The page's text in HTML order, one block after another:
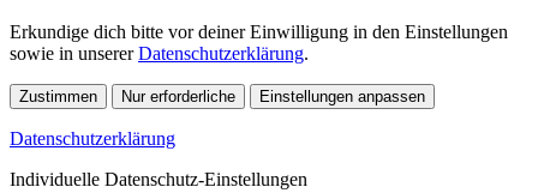
Erkundige dich bitte vor deiner Einwilligung in den Einstellungen
sowie in unsererDatenschutzerklärung.
Zustimmen Nur erforderliche Einstellungen anpassen
Datenschutzerklärung
Individuelle Datenschutz-Einstellungen